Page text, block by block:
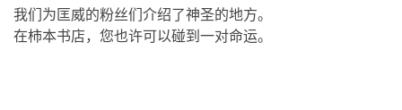
我们为匡威的粉丝们介绍了神圣的地方。
在柿本书店，您也许可以碰到一对命运。